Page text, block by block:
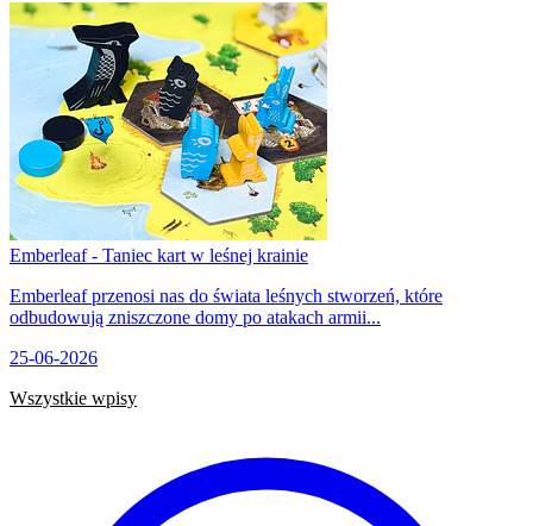
Emberleaf - Taniec kart w leśnej krainie
Emberleaf przenosi nas do świata leśnych stworzeń, które
odbudowują zniszczone domy po atakach armii...
25-06-2026
Wszystkie wpisy